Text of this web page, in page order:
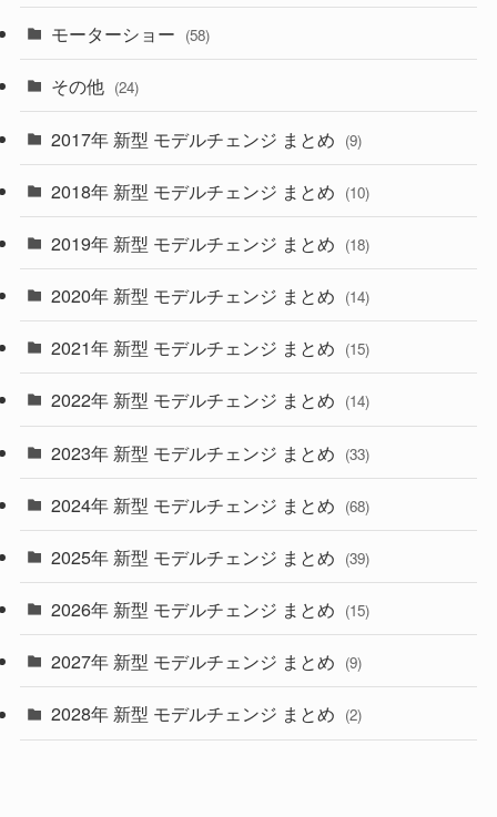
(9)
(4)
(30)
(27)
(26)
(33)
(10)
(35)
(10)
(9)
(22)
(4)
(9)
(4)
(1)
モーターショー (58)
その他 (24)
2017年 新型 モデルチェンジ まとめ (9)
2018年 新型 モデルチェンジ まとめ (10)
2019年 新型 モデルチェンジ まとめ (18)
2020年 新型 モデルチェンジ まとめ (14)
2021年 新型 モデルチェンジ まとめ (15)
2022年 新型 モデルチェンジ まとめ (14)
2023年 新型 モデルチェンジ まとめ (33)
2024年 新型 モデルチェンジ まとめ (68)
2025年 新型 モデルチェンジ まとめ (39)
2026年 新型 モデルチェンジ まとめ (15)
2027年 新型 モデルチェンジ まとめ (9)
2028年 新型 モデルチェンジ まとめ (2)